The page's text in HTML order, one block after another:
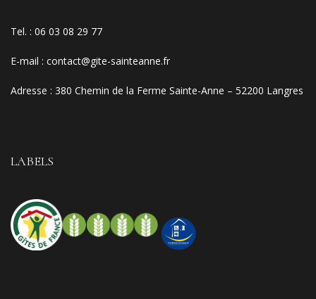
Tel. : 06 03 08 29 77
E-mail : contact@gite-sainteanne.fr
Adresse : 380 Chemin de la Ferme Sainte-Anne – 52200 Langres
LABELS